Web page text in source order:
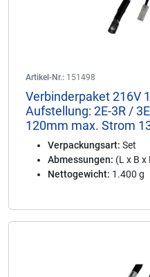
Artikel-Nr.: 151498
Verbinderpaket 216V
Aufstellung: 2E-3R /
120mm max. Strom
Verpackungsart: Set
Abmessungen: (L x B
Nettogewicht: 1.400 g